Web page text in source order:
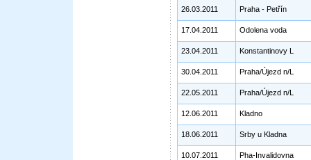
26.03.2011 Praha - Petřín
17.04.2011 Odolena voda
23.04.2011 Konstantinovy L
30.04.2011 Praha/Újezd n/L
22.05.2011 Praha/Újezd n/L
12.06.2011 Kladno
18.06.2011 Srby u Kladna
10.07.2011 Pha-Invalidovna